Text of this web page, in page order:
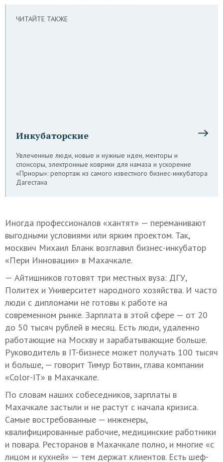
ЧИТАЙТЕ ТАКЖЕ
Инкубаторские
Увлеченные люди, новые и нужные идеи, менторы и
спонсоры, электронные коврики для намаза и ускорение
«Приоры»: репортаж из самого известного бизнес-инкубатора
Дагестана
Иногда профессионалов «хантят» — переманивают
выгодными условиями или ярким проектом. Так,
москвич Михаил Бланк возглавил бизнес-инкубатор
«Пери Инновации» в Махачкале.
— Айтишников готовят три местных вуза: ДГУ,
Политех и Университет народного хозяйства. И часто
люди с дипломами не готовы к работе на
современном рынке. Зарплата в этой сфере — от 20
до 50 тысяч рублей в месяц. Есть люди, удаленно
работающие на Москву и зарабатывающие больше.
Руководитель в IT-бизнесе может получать 100 тысяч
и больше, — говорит Тимур Ботвин, глава компании
«Color-IT» в Махачкале.
По словам наших собеседников, зарплаты в
Махачкале застыли и не растут с начала кризиса.
Самые востребованные — инженеры,
квалифицированные рабочие, медицинские работники
и повара. Ресторанов в Махачкале полно, и многие «с
лицом и кухней» — тем держат клиентов. Есть шеф-